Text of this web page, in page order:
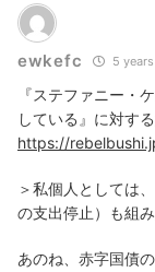
ewkefc 5
『ステファニー・
している』に対す
https://
＞私個人としては
の支出停止）も組
あのね、赤字国債